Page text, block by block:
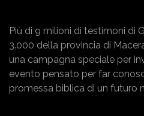
Più di 9 milioni di testimoni di
3.000 della provincia di
una campagna speciale per
evento pensato per far
promessa biblica di un futuro